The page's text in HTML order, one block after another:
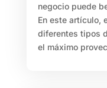
negocio puede
En este artículo,
diferentes tipos
el máximo